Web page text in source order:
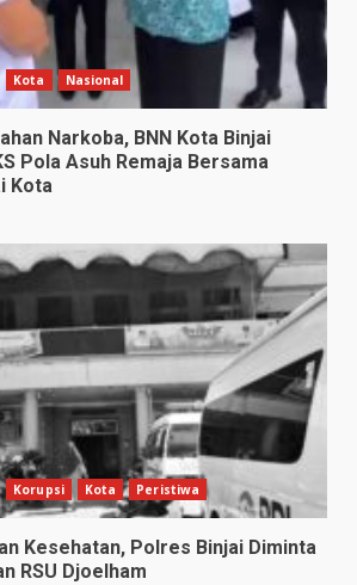
Kota Nasional
Narkoba, BNN Kota Binjai
Pola Asuh Remaja Bersama
Kota
Korupsi Kota Peristiwa
Kesehatan, Polres Binjai Diminta
RSU Djoelham